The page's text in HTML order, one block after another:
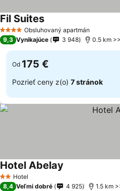
4 Počet hviezdičiek
Obsluhovaný apartmán
Fil Suites
9,3 Vynikajúce 3 948 0.5 km
Od 175 €
Pozrieť ceny z(o) 7 stránok
2 Počet hviezdičiek
Hotel
Hotel Abelay
8,4 Veľmi dobré 4 925 1.5 km